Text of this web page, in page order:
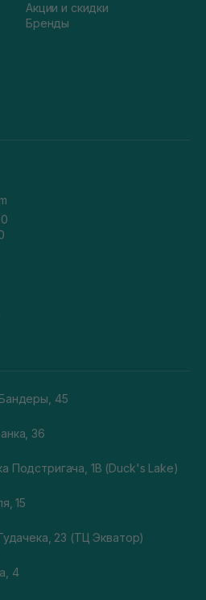
Акции и скидки
Бренды
45
36
Подстригача, 1В (Duck's Lake)
15
23 (ТЦ Экватор)
4